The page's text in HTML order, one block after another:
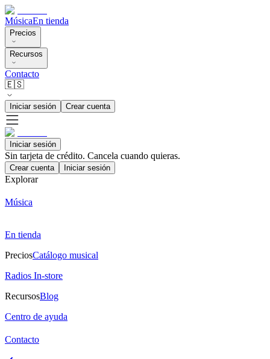
MúsicaEn tienda
Precios
Recursos
Contacto
🇪🇸
Iniciar sesión Crear cuenta
Iniciar sesión
Sin tarjeta de crédito. Cancela cuando quieras.
Crear cuenta Iniciar sesión
Explorar
Música
En tienda
PreciosCatálogo musical
Radios In-store
RecursosBlog
Centro de ayuda
Contacto